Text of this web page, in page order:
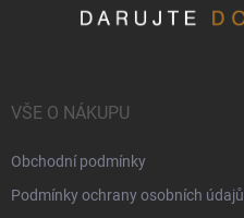
VŠE O NÁKUPU
Obchodní podmínky
Podmínky ochrany osobních údajů